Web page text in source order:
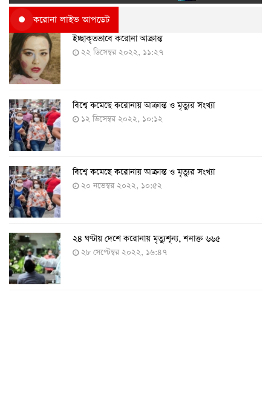
করোনা লাইভ আপডেট
ইচ্ছাকৃতভাবে করোনা আক্রান্ত
২২ ডিসেম্বর ২০২২, ১১:২৭
বিশ্বে কমেছে করোনায় আক্রান্ত ও মৃত্যুর সংখ্যা
১২ ডিসেম্বর ২০২২, ১০:১২
বিশ্বে কমেছে করোনায় আক্রান্ত ও মৃত্যুর সংখ্যা
২০ নভেম্বর ২০২২, ১০:৫২
২৪ ঘণ্টায় দেশে করোনায় মৃত্যুশূন্য, শনাক্ত ৬৬৫
২৮ সেপ্টেম্বর ২০২২, ১৬:৪৭